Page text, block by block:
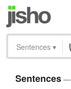
Sentences ▾
Sentences—